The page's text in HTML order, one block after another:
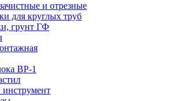
и отрезные
для круглых труб
грунт ГФ
ВР-1